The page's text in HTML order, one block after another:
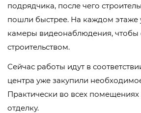
подрядчика, после чего
пошли быстрее. На каждом этаже
камеры видеонаблюдения, чтобы
строительством.
Сейчас работы идут в
центра уже закупили
Практически во всех
отделку.